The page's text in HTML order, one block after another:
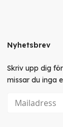
Nyhetsbrev
Skriv upp dig
missar du inga